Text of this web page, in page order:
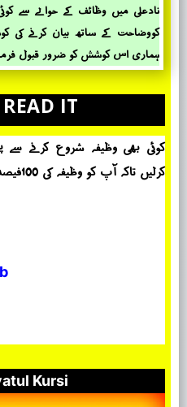
نادعلی میں وظائف کے حؤالے سے
کووضاحت کے ساتھ بیان کرنے کی
ہماری اس کوشش کو ضرور قبول
IT
کوئی بھی وظیفہ شروع کرنے سے
کرلیں تاکہ آپ کو وظیفہ کی 100فیصد روحانی برکات حاصل ہوں ۔
Kursi